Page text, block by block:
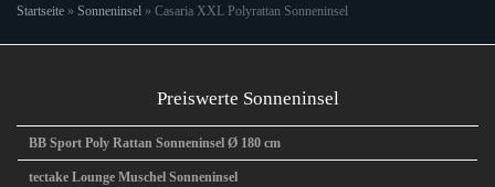
Startseite » Sonneninsel » Casaria XXL Polyrattan Sonneninsel
Preiswerte Sonneninsel
BB Sport Poly Rattan Sonneninsel Ø 180 cm
tectake Lounge Muschel Sonneninsel